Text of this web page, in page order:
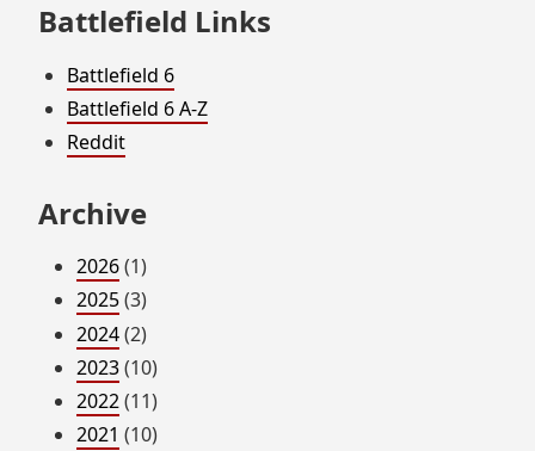
Battlefield Links
Battlefield 6
Battlefield 6 A-Z
Reddit
Archive
2026(1)
2025(3)
2024(2)
2023(10)
2022(11)
2021 (10)